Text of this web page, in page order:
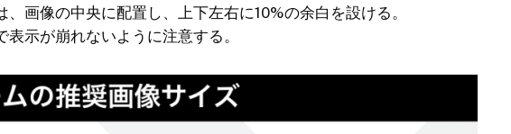
画像の中央に配置し、上下左右に10%の余白を設ける。
示が崩れないように注意する。